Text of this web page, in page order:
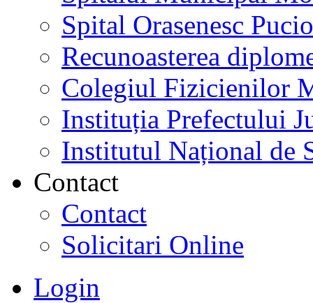
Spital Orasenesc
Recunoasterea
Colegiul Fizicienilor
Instituția Prefectului
Institutul Național de
Contact
Contact
Solicitari Online
Login